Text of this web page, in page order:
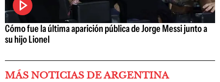
Cómo fue la última aparición pública de Jorge Messi junto a
su hijo Lionel
MÁS NOTICIAS DE ARGENTINA